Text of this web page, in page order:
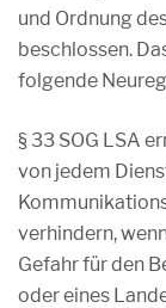
und Ordnung
beschlossen.
folgende
§ 33 SOG LSA
von jedem
verhindern,
Gefahr für den
oder eines